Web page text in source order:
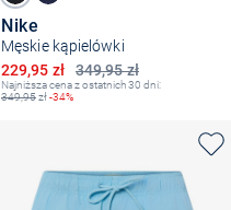
Nike
Męskie kąpielówki
349,95 zł
Obniżona cena
229,95 zł
Najniższa cena z ostatnich 30 dni:
349,95zł-34%